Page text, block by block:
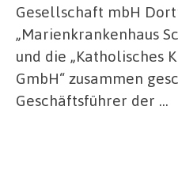
Gesellschaft mbH
„Marienkrankenhaus
und die „Katholisches
GmbH“ zusammen
Geschäftsführer der …